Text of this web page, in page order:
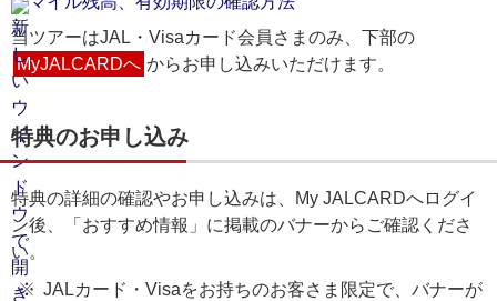
当ツアーはJAL・Visaカード会員さまのみ、下部の
MyJALCARDへ からお申し込みいただけます。
特典のお申し込み
特典の詳細の確認やお申し込みは、My JALCARDへログイ
ン後、「おすすめ情報」に掲載のバナーからご確認くださ
い。
JALカード・Visaをお持ちのお客さま限定で、バナーが